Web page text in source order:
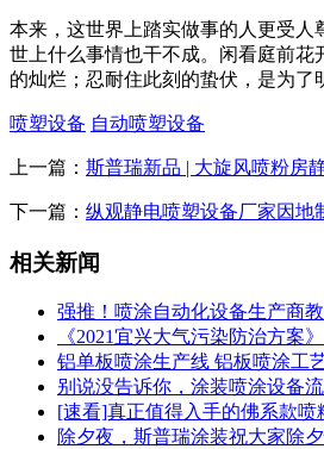
本来，这世界上踏实做事的人更受
世上什么事情也干不成。闲看庭前
的灿烂；忍耐住此刻的蛰伏，是为了
喷塑设备 自动喷塑设备
上一篇： 斯普瑞新品 | 大旋风喷粉房
下一篇： 纵观静电喷塑设备厂家因地
相关新闻
强推！喷涂自动化设备生产商
《2021宜兴大气污染防治方案
铝单板喷涂生产线 铝板喷涂工
别说没告诉你，涂装喷涂设备
[速看]真正值得入手的佛系款喷
除夕夜，斯普瑞涂装祝大家除夕